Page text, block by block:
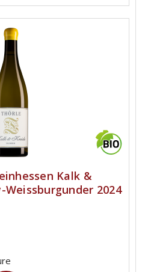
Kalk &
Weissburgunder 2024